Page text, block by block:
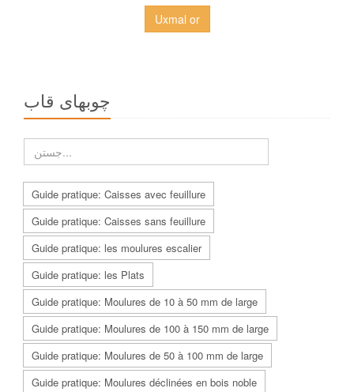
Uxmal or
چوبهاى قاب
Guide pratique: Caisses avec feuillure
Guide pratique: Caisses sans feuillure
Guide pratique: les moulures escalier
Guide pratique: les Plats
Guide pratique: Moulures de 10 à 50 mm de large
Guide pratique: Moulures de 100 à 150 mm de large
Guide pratique: Moulures de 50 à 100 mm de large
Guide pratique: Moulures déclinées en bois noble